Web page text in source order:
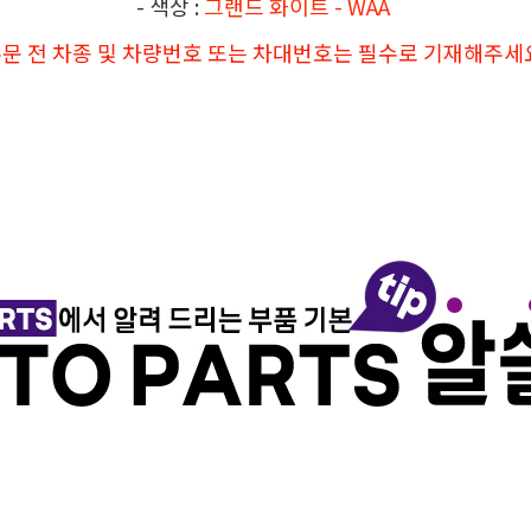
전 차종 및 차량번호 또는 차대번호는 필수로 기재해주